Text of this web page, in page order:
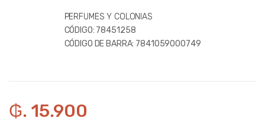
PERFUMES Y COLONIAS
CÓDIGO: 78451258
CÓDIGO DE BARRA: 7841059000749
₲. 15.900